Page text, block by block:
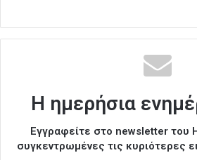
Η ημερήσια
Εγγραφείτε στο newsletter του
συγκεντρωμένες τις κυριότερες